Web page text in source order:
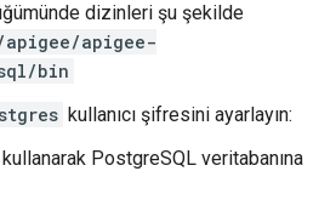
dizinleri şu şekilde
apigee-
bin
kullanıcı şifresini ayarlayın:
PostgreSQL veritabanına